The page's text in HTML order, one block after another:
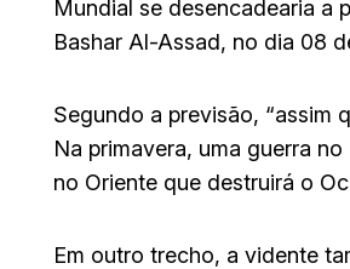
Mundial se desencadearia a
Bashar Al-Assad, no dia 08
Segundo a previsão, “assim
Na primavera, uma guerra
no Oriente que destruirá o
Em outro trecho, a vidente